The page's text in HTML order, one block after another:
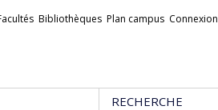
Bibliothèques Plan campus Connexion
RECHERCHE